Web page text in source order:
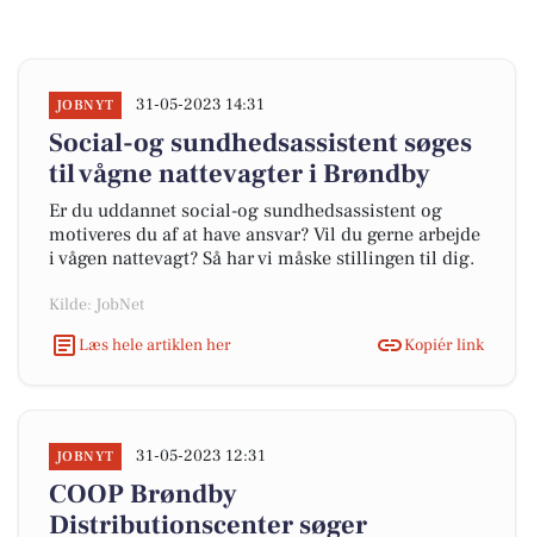
JOBNYT 31-05-2023 14:31
Social-og sundhedsassistent søges
til vågne nattevagter i Brøndby
Er du uddannet social-og sundhedsassistent og
motiveres du af at have ansvar? Vil du gerne arbejde
i vågen nattevagt? Så har vi måske stillingen til dig.
Kilde: JobNet
Læs hele artiklen her
Kopiér link
JOBNYT 31-05-2023 12:31
COOP Brøndby
Distributionscenter søger